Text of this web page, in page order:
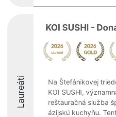
Laureáti
KOI SUSHI -
Na Štefánikovej
KOI SUSHI,
reštauračná služba
ázijskú kuchyňu.